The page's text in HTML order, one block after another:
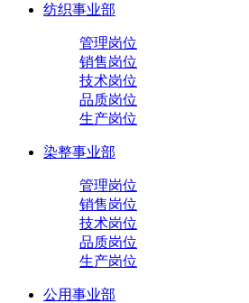
纺织事业部
管理岗位
销售岗位
技术岗位
品质岗位
生产岗位
染整事业部
管理岗位
销售岗位
技术岗位
品质岗位
生产岗位
公用事业部